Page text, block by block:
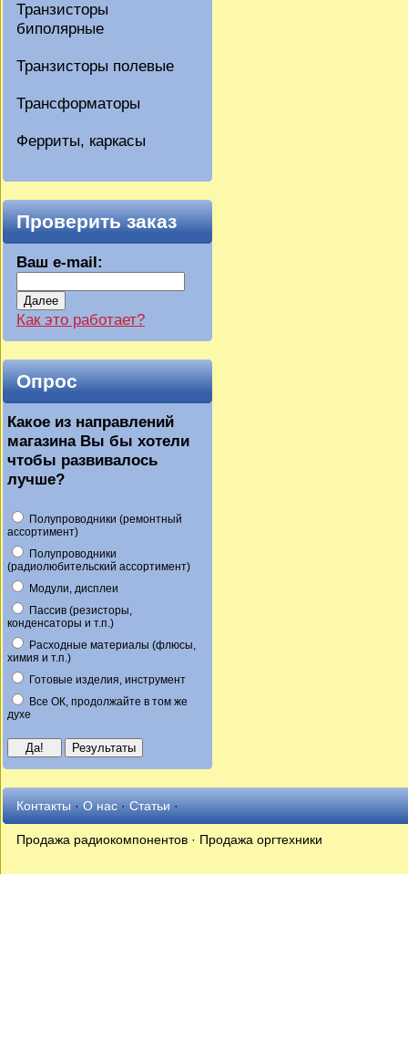
Транзисторы
биполярные
Транзисторы полевые
Трансформаторы
Ферриты, каркасы
Проверить заказ
Ваш e-mail:
Далее
Как это работает?
Опрос
Какое из направлений
магазина Вы бы хотели
чтобы развивалось
лучше?
Полупроводники (ремонтный
ассортимент)
Полупроводники
(радиолюбительский ассортимент)
Модули, дисплеи
Пассив (резисторы,
конденсаторы и т.п.)
Расходные материалы (флюсы,
химия и т.п.)
Готовые изделия, инструмент
Все ОК, продолжайте в том же
духе
Контакты·О нас·Статьи·
Продажа радиокомпонентов · Продажа оргтехники